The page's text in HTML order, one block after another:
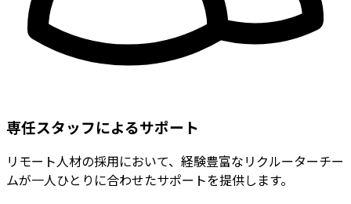
専任スタッフによるサポート
リモート人材の採用において、経験豊富なリクルーターチー
ムが一人ひとりに合わせたサポートを提供します。